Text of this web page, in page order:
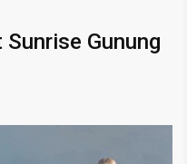
Gunung